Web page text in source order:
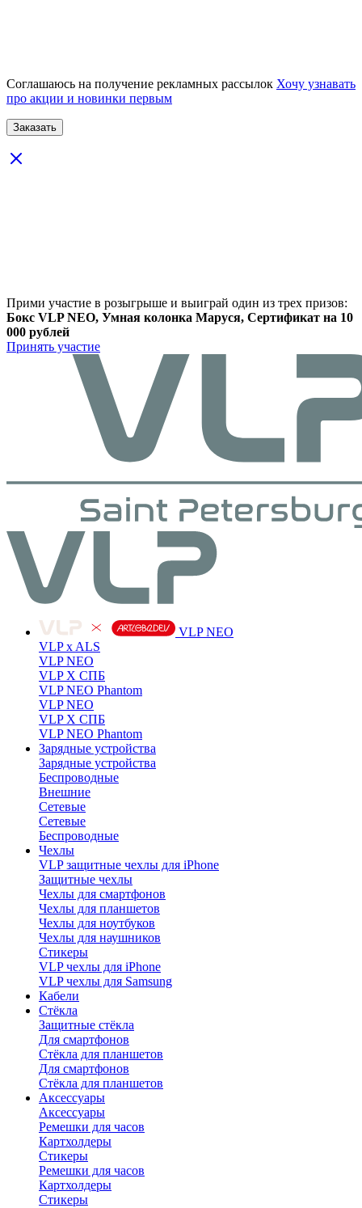
Соглашаюсь на получение рекламных рассылок Хочу узнавать
про акции и новинки первым
Прими участие в розыгрыше и выиграй один из трех призов:
Бокс VLP NEO, Умная колонка Маруся, Сертификат на 10
000 рублей
Принять участие
VLP NEO
VLP x ALS
VLP NEO
VLP X СПБ
VLP NEO Phantom
VLP NEO
VLP X СПБ
VLP NEO Phantom
Зарядные устройства
Зарядные устройства
Беспроводные
Внешние
Сетевые
Сетевые
Беспроводные
Чехлы
VLP защитные чехлы для iPhone
Защитные чехлы
Чехлы для смартфонов
Чехлы для планшетов
Чехлы для ноутбуков
Чехлы для наушников
Стикеры
VLP чехлы для iPhone
VLP чехлы для Samsung
Кабели
Стёкла
Защитные стёкла
Для смартфонов
Стёкла для планшетов
Для смартфонов
Стёкла для планшетов
Аксессуары
Аксессуары
Ремешки для часов
Картхолдеры
Стикеры
Ремешки для часов
Картхолдеры
Стикеры